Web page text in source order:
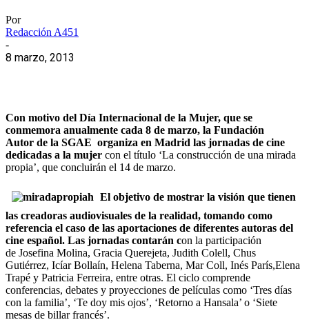
Por
Redacción A451
-
8 marzo, 2013
Con motivo del Día Internacional de la Mujer, que se
conmemora anualmente cada 8 de marzo, la Fundación
Autor de la SGAE organiza en Madrid las jornadas de cine
dedicadas a la mujer con el título ‘La construcción de una mirada
propia’, que concluirán el 14 de marzo.
El objetivo de mostrar la visión que tienen
las creadoras audiovisuales de la realidad, tomando como
referencia el caso de las aportaciones de diferentes autoras del
cine español. Las jornadas contarán con la participación
de Josefina Molina, Gracia Querejeta, Judith Colell, Chus
Gutiérrez, Icíar Bollaín, Helena Taberna, Mar Coll, Inés París,Elena
Trapé y Patricia Ferreira, entre otras. El ciclo comprende
conferencias, debates y proyecciones de películas como ‘Tres días
con la familia’, ‘Te doy mis ojos’, ‘Retorno a Hansala’ o ‘Siete
mesas de billar francés’.